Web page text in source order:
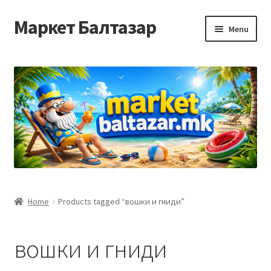
Skip
to
Skip
to
Маркет Балтазар Menu
Checkout
Homepage
Privacy Policy
Корисничка подршка
Home Products tagged “вошки и гниди”
вошки и гниди